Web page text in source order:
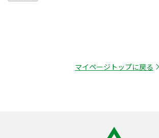
マイページトップに戻る